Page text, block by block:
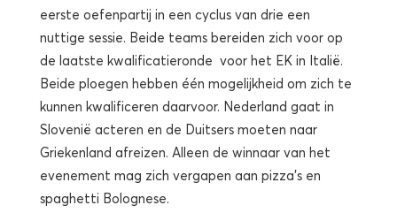
eerste oefenpartij in een cyclus van drie een
nuttige sessie. Beide teams bereiden zich voor op
de laatste kwalificatieronde voor het EK in Italië.
Beide ploegen hebben één mogelijkheid om zich te
kunnen kwalificeren daarvoor. Nederland gaat in
Slovenië acteren en de Duitsers moeten naar
Griekenland afreizen. Alleen de winnaar van het
evenement mag zich vergapen aan pizza’s en
spaghetti Bolognese.